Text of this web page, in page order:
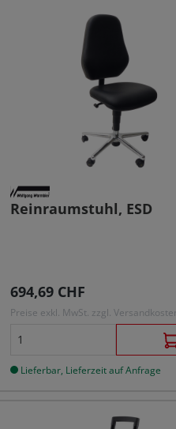
Reinraumstuhl, ESD
Regulärer Preis:
694,69 CHF
Preise exkl. MwSt. zzgl.
Lieferbar, Lieferzeit auf Anfrage